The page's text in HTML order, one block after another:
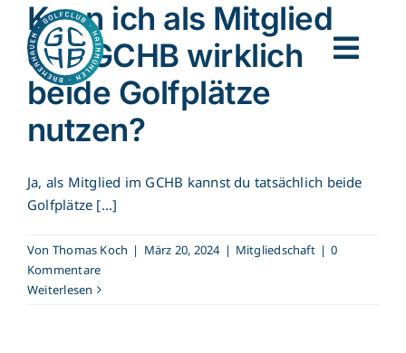
Inhalt
springen
Golf lernen
Für Gäste
Unser Club
Clubnews
Kann ich als Mitglied
des GCHB wirklich
beide Golfplätze
nutzen?
Ja, als Mitglied im GCHB kannst du tatsächlich beide
Golfplätze [...]
Von Thomas Koch | März 20, 2024 | Mitgliedschaft | 0
Kommentare
Weiterlesen